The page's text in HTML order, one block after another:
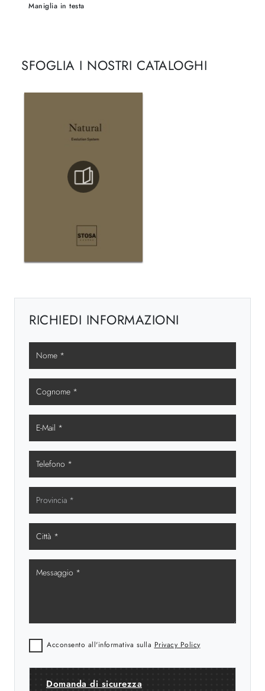
Maniglia in testa
SFOGLIA I NOSTRI CATALOGHI
RICHIEDI INFORMAZIONI
Acconsento all'informativa sulla Privacy Policy
Domanda di sicurezza